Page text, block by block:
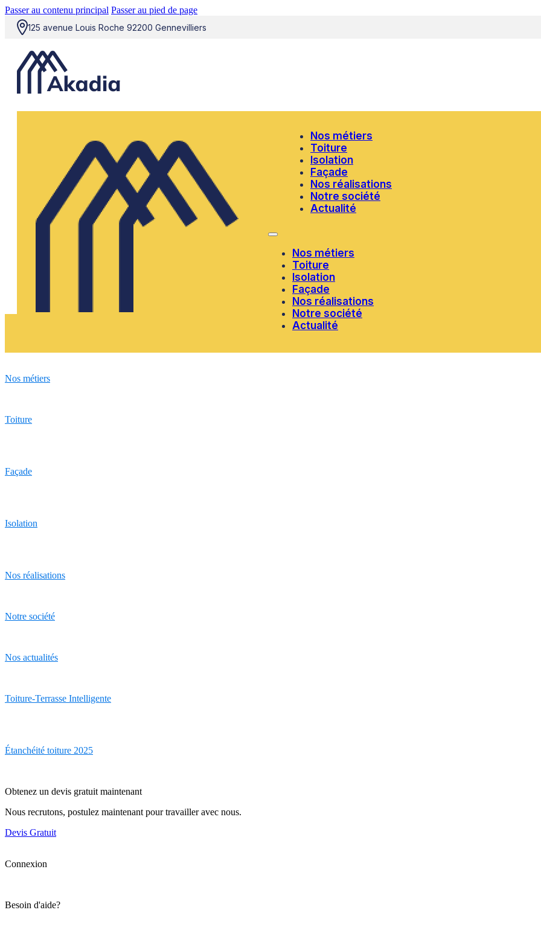
Passer au contenu principal Passer au pied de page
125 avenue Louis Roche 92200 Gennevilliers
Nos métiers
Toiture
Isolation
Façade
Nos réalisations
Notre société
Actualité
Nos métiers
Toiture
Isolation
Façade
Nos réalisations
Notre société
Actualité
Nos métiers
Toiture
Façade
Isolation
Nos réalisations
Notre société
Nos actualités
Toiture-Terrasse Intelligente
Étanchéité toiture 2025
Obtenez un devis gratuit maintenant
Nous recrutons, postulez maintenant pour travailler avec nous.
Devis Gratuit
Connexion
Besoin d'aide?